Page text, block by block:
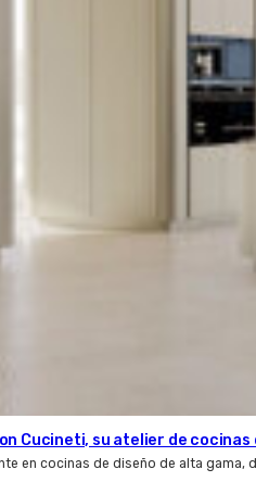
Cucineti, su atelier de cocinas
en cocinas de diseño de alta gama,